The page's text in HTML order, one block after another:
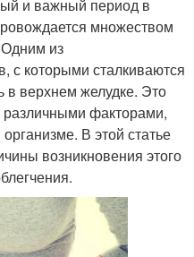
и важный период в
множеством
из
с которыми сталкиваются
верхнем желудке. Это
факторами,
В этой статье
возникновения этого